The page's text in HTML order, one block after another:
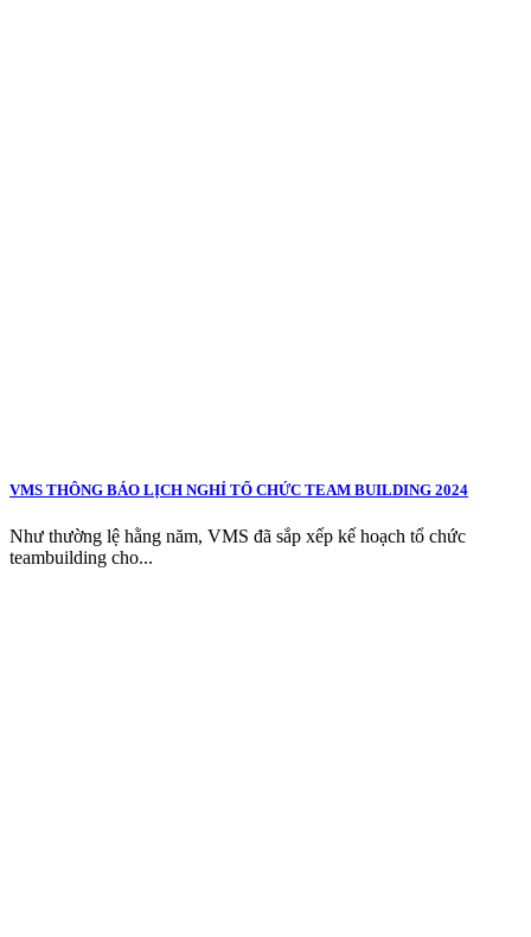
VMS THÔNG BÁO LỊCH NGHỈ TỔ CHỨC TEAM BUILDING 2024
Như thường lệ hằng năm, VMS đã sắp xếp kế hoạch tổ chức
teambuilding cho...